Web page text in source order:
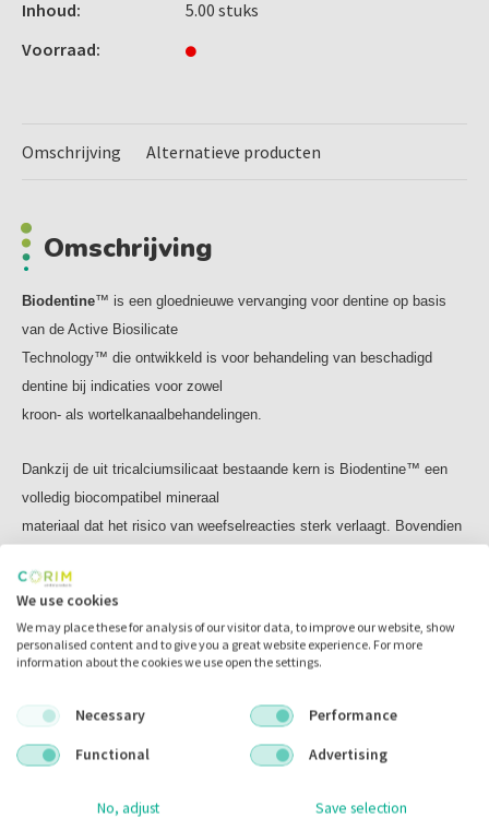
De mechanische eigenschappen van Biodentine™ vervangen
glasionomeercement en maken het geschikt voor
bulkmateriaal bij directe en
caviteiten.
Biodentine™ kan gebruikt worden als tijdelijke
glazuurrestauratie.
De definitieve esthetische restauratie wordt uitgevoerd
met een composiet.
Ook kan het in het wortelkanaal worden gebruikt bij
inwendige/uitwendigeresorptie, apexificatie en retrograde
Inhoud:
trial pack met 5 capsulen en 5 verpakkingen met een enkele
Inhoud:
5.00 stuks
Voorraad:
Omschrijving Alternatieve producten
Omschrijving
Biodentine™ is een gloednieuwe vervanging voor dentine op basis
van de Active Biosilicate
Technology™ die ontwikkeld is voor behandeling van beschadigd
dentine bij indicaties voor zowel
kroon- als wortelkanaalbehandelingen.
Dankzij de uit tricalciumsilicaat bestaande kern is Biodentine™ een
volledig biocompatibel mineraal
materiaal dat het risico van weefselreacties sterk verlaagt. Bovendien
dat reactionaire dentinogenese bevordert voorbehoud van de vitaliteit
van de pulpa.
Biodentine™ heeft geen surface conditioning en geen bonding nodig.
afdekeigenschappen op basis waarvan de kans op klinische gebreken
door percolatie van bacteriën
gevoeligheid gegarandeerd.
We use cookies
We may place these for analysis of our visitor data, to improve our website, show
personalised content and to give you a great website experience. For more
information about the cookies we use open the settings.
Necessary
Performance
Functional
Advertising
No, adjust Save selection